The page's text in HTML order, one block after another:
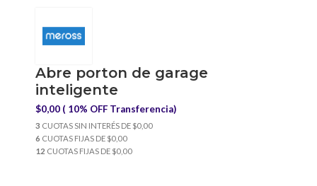
Abre porton de garage
inteligente
$0,00 ( 10% OFF Transferencia)
3 CUOTAS SIN INTERÉS DE $0,00
6 CUOTAS FIJAS DE $0,00
12 CUOTAS FIJAS DE $0,00